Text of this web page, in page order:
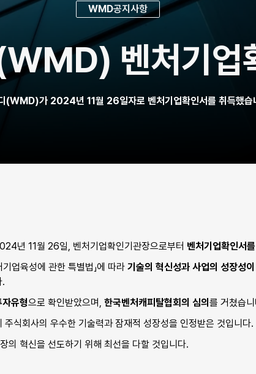
WMD공지사항
벤처기업
(WMD)가 2024년 11월 26일자로 벤처기업확인서를 취득했습
년 11월 26일, 벤처기업확인기관장으로부터 벤처기업확인서
업육성에 관한 특별법」에 따라 기술의 혁신성과 사업의 성장성
.
유형으로 확인받았으며, 한국벤처캐피탈협회의 심의 를 거쳤습
주식회사의 우수한 기술력과 잠재적 성장성을 인정받은 것입니다.
의 혁신을 선도하기 위해 최선을 다할 것입니다.